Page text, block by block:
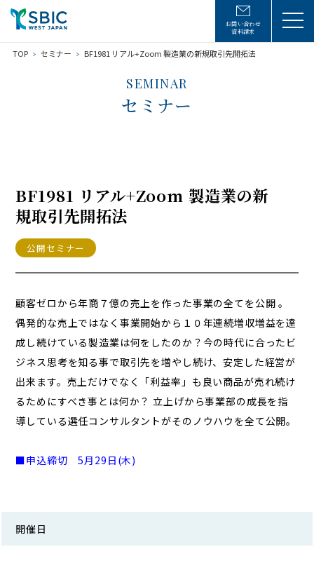
お問い合わせ
資料請求
TOP セミナー BF1981 リアル+Zoom 製造業の新規取引先開拓法
SEMINAR
セミナー
BF1981 リアル+Zoom 製造業の新
規取引先開拓法
公開セミナー
顧客ゼロから年商７億の売上を作った事業の全てを公開 。
偶発的な売上ではなく事業開始から１０年連続増収増益を達
成し続けている製造業は何をしたのか？今の時代に合ったビ
ジネス思考を知る事で取引先を増やし続け、安定した経営が
出来ます。売上だけでなく「利益率」も良い商品が売れ続け
るためにすべき事とは何か？ 立上げから事業部の成長を指
導している選任コンサルタントがそのノウハウを全て公開。
■申込締切 5月29日(木)
開催日